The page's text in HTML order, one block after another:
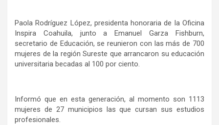
Paola Rodríguez López, presidenta honoraria de la Oficina
Inspira Coahuila, junto a Emanuel Garza Fishburn,
secretario de Educación, se reunieron con las más de 700
mujeres de la región Sureste que arrancaron su educación
universitaria becadas al 100 por ciento.
Informó que en esta generación, al momento son 1113
mujeres de 27 municipios las que cursan sus estudios
profesionales.